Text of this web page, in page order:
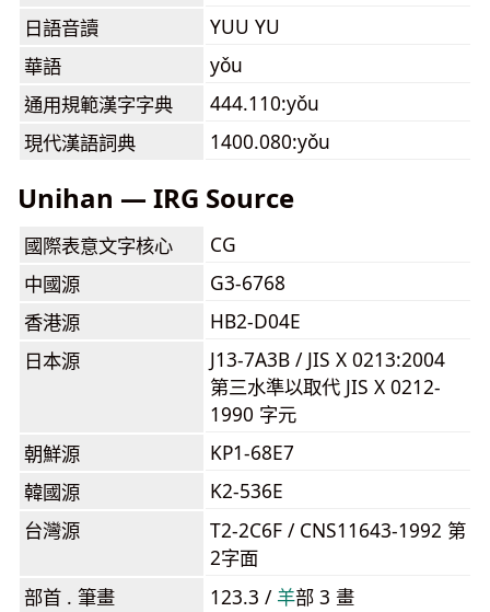
日語音讀
YUU YU
華語
yǒu
通用規範漢字字典
444.110:yǒu
現代漢語詞典
1400.080:yǒu
Unihan — IRG Source
國際表意文字核心
CG
中國源
G3-6768
香港源
HB2-D04E
日本源
J13-7A3B / JIS X 0213:2004
第三水準以取代 JIS X 0212-
1990 字元
朝鮮源
KP1-68E7
韓國源
K2-536E
台灣源
T2-2C6F / CNS11643-1992 第
2字面
部首 . 筆畫
123.3 / ⽺部 3 畫